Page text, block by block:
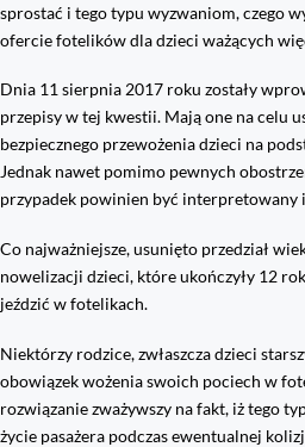
sprostać i tego typu wyzwaniom, czego
ofercie fotelików dla dzieci ważących
Dnia 11 sierpnia 2017 roku zostały
przepisy w tej kwestii. Mają one na celu
bezpiecznego przewożenia dzieci na
Jednak nawet pomimo pewnych
przypadek powinien być interpretowany
Co najważniejsze, usunięto przedział
nowelizacji dzieci, które ukończyły 12
jeździć w fotelikach.
Niektórzy rodzice, zwłaszcza dzieci
obowiązek wożenia swoich pociech w
rozwiązanie zważywszy na fakt, iż tego
życie pasażera podczas ewentualnej